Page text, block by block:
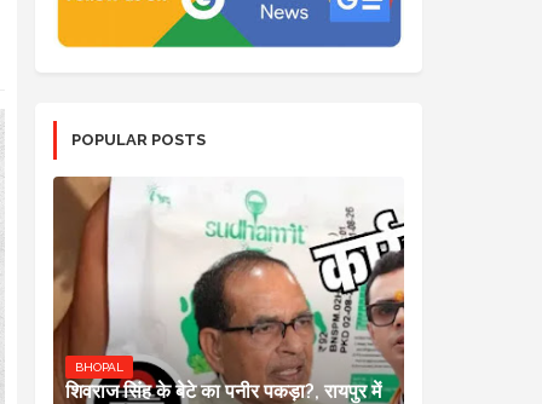
POPULAR POSTS
BHOPAL
शिवराज सिंह के बेटे का पनीर पकड़ा?, रायपुर में